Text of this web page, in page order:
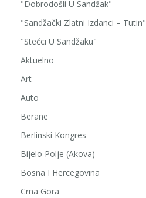
"Dobrodošli U Sandžak"
"Sandžački Zlatni Izdanci – Tutin"
"Stećci U Sandžaku"
Aktuelno
Art
Auto
Berane
Berlinski Kongres
Bijelo Polje (Akova)
Bosna I Hercegovina
Crna Gora